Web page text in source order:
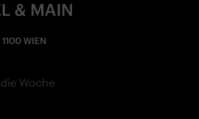
& MAIN
WIEN
Woche